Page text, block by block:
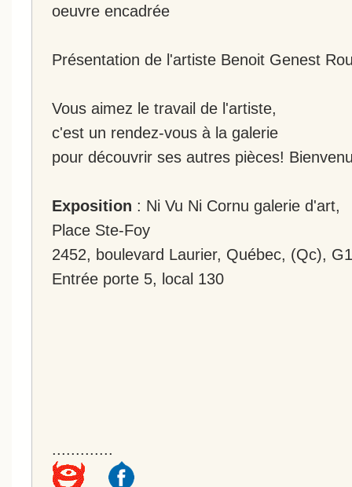
oeuvre encadrée
Présentation de l'artiste Benoit Genest
Vous aimez le travail de l'artiste,
c'est un rendez-vous à la galerie
pour découvrir ses autres pièces!
Exposition : Ni Vu Ni Cornu galerie d'art,
Place Ste-Foy
2452, boulevard Laurier, Québec, (Qc),
Entrée porte 5, local 130
.............